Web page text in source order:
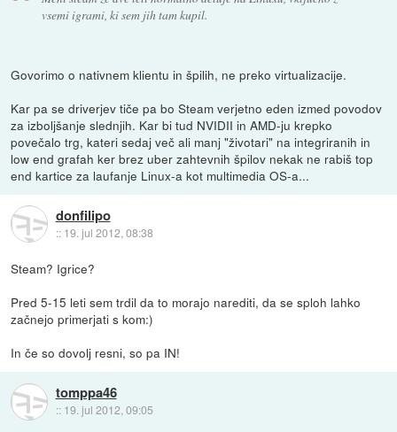
vsemi igrami, ki sem jih tam kupil.
Govorimo o nativnem klientu in špilih, ne preko virtualizacije.
Kar pa se driverjev tiče pa bo Steam verjetno eden izmed povodov
za izboljšanje slednjih. Kar bi tud NVIDII in AMD-ju krepko
povečalo trg, kateri sedaj več ali manj "životari" na integriranih in
low end grafah ker brez uber zahtevnih špilov nekak ne rabiš top
end kartice za laufanje Linux-a kot multimedia OS-a...
donfilipo
:: 19. jul 2012, 08:38
Steam? Igrice?
Pred 5-15 leti sem trdil da to morajo narediti, da se sploh lahko
začnejo primerjati s kom:)
In če so dovolj resni, so pa IN!
tomppa46
:: 19. jul 2012, 09:05